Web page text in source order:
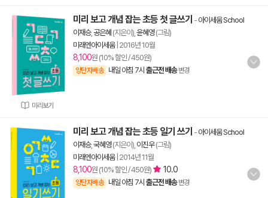
미리보기
미리 보고 개념 잡는 초등 첫 글쓰기 - 아이세움 School
이재승, 공은혜 (지은이), 윤혜영(그림)
미래엔아이세움| 2016년 10월
8,100원 (10% 할인 / 450원)
양탄자배송 내일 아침 7시 출근전 배송 변경
미리 보고 개념 잡는 초등 일기 쓰기 - 아이세움 School
이재승, 국혜영(지은이), 이진우(그림)
미래엔아이세움| 2014년 11월
8,100원 (10% 할인 / 450원) 10.0
양탄자배송 내일 아침 7시 출근전 배송 변경